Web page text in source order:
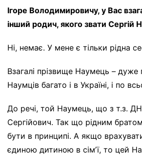
Ігоре Володимировичу, у Вас
інший родич, якого звати Сергій
Ні, немає. У мене є тільки рідна
Взагалі прізвище Наумець –
Наумців багато і в Україні, і по
До речі, той Наумець, що з т.з.
Сергійович. Так що рідним
бути в принципі. А якщо
єдиною дитиною в сімʼї, то цей